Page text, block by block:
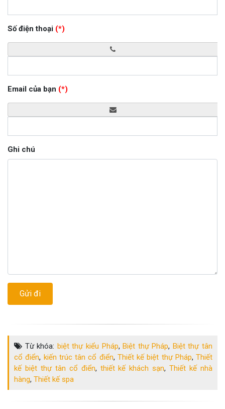
Số điện thoại (*)
Email của bạn (*)
Ghi chú
Từ khóa: biệt thự kiểu Pháp,Biệt thự Pháp, Biệt thự tân
cổ điển, kiến trúc tân cổ điển, Thiết kế biệt thự Pháp, Thiết
kế biệt thự tân cổ điển, thiết kế khách sạn,Thiết kế nhà
hàng, Thiết kế spa